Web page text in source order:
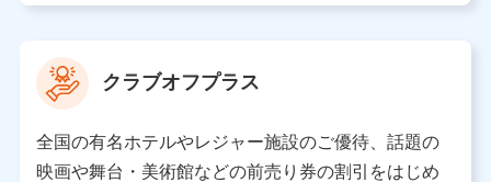
当社は利用目的の達成に必要な範囲内において個人情報
の取り扱いの全部または一部を委託する場合がありま
す。
個人データの共同利用
クラブオフプラス
全国の有名ホテルやレジャー施設のご優待、話題の
映画や舞台・美術館などの前売り券の割引をはじめ